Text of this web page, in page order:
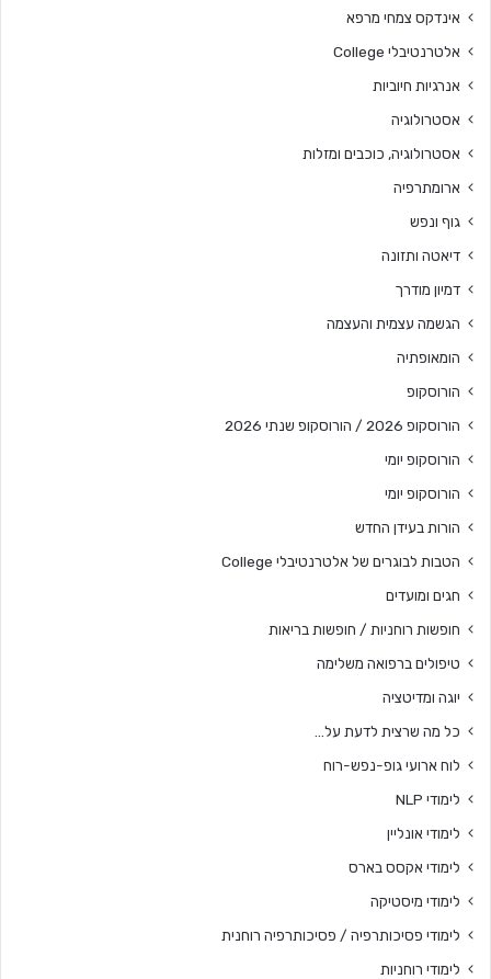
אינדקס צמחי מרפא
אלטרנטיבלי College
אנרגיות חיוביות
אסטרולוגיה
אסטרולוגיה, כוכבים ומזלות
ארומתרפיה
גוף ונפש
דיאטה ותזונה
דמיון מודרך
הגשמה עצמית והעצמה
הומאופתיה
הורוסקופ
הורוסקופ 2026 / הורוסקופ שנתי 2026
הורוסקופ יומי
הורוסקופ יומי
הורות בעידן החדש
הטבות לבוגרים של אלטרנטיבלי College
חגים ומועדים
חופשות רוחניות / חופשות בריאות
טיפולים ברפואה משלימה
יוגה ומדיטציה
כל מה שרצית לדעת על…
לוח ארועי גופ-נפש-רוח
לימודי NLP
לימודי אונליין
לימודי אקסס בארס
לימודי מיסטיקה
לימודי פסיכותרפיה / פסיכותרפיה רוחנית
לימודי רוחניות